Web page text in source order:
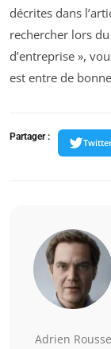
décrites dans
rechercher lors
d’entreprise »,
est entre de
Partager :
Adrien